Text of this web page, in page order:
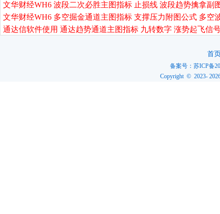
文华财经WH6 波段二次必胜主图指标 止损线 波段趋势擒拿副
文华财经WH6 多空掘金通道主图指标 支撑压力附图公式 多空
通达信软件使用 通达趋势通道主图指标 九转数字 涨势起飞信
首
备案号：苏ICP备
Copyright © 2023-